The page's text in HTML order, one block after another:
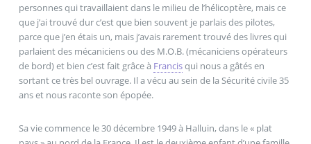
personnes qui travaillaient dans le milieu de l’hélicoptère, mais ce
que j’ai trouvé dur c’est que bien souvent je parlais des pilotes,
parce que j’en étais un, mais j’avais rarement trouvé des livres qui
parlaient des mécaniciens ou des M.O.B. (mécaniciens opérateurs
de bord) et bien c’est fait grâce à Francisqui nous a gâtés en
sortant ce très bel ouvrage. Il a vécu au sein de la Sécurité civile 35
ans et nous raconte son épopée.
Sa vie commence le 30 décembre 1949 à Halluin, dans le « plat